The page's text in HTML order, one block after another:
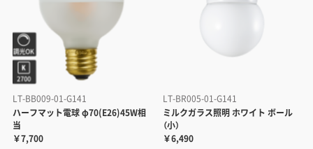
LT-BB009-01-G141
ハーフマット電球 φ70(E26)45W相
当
￥7,700
LT-BR005-01-G141
ミルクガラス照明 ホワイト ボール
（小）
￥6,490